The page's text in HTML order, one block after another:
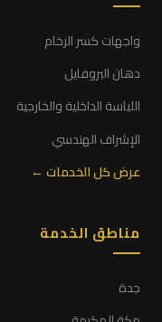
واجهات كسر الرخام
دهان البروفايل
اللياسة الداخلية والخارجية
الإشراف الهندسي
عرض كل الخدمات ←
مناطق الخدمة
جدة